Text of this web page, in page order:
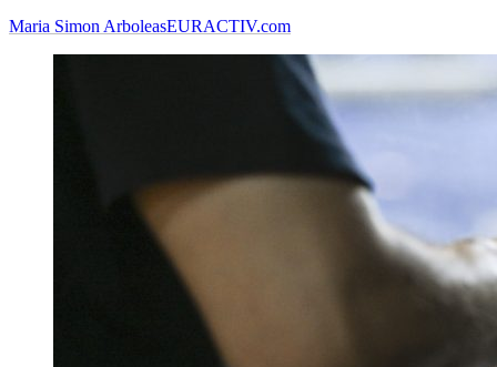
Maria Simon ArboleasEURACTIV.com